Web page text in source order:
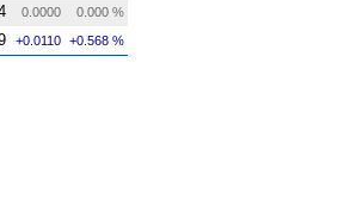
0.0000 0.000 %
+0.0110 +0.568 %